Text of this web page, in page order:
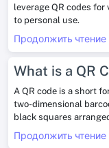
leverage QR codes
to personal use.
Продолжить чтение
What is a QR
A QR code is a short
two-dimensional
black squares
Продолжить чтение